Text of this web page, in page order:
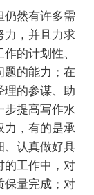
仍然有许多需
力，并且力求
的计划性、
题的能力；在
理的参谋、助
步提高写作水
力，有的是承
、认真做好具
的工作中，对
保量完成；对